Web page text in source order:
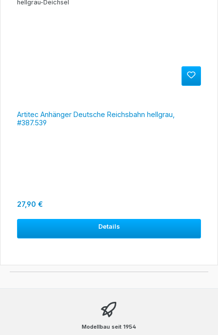
Artitec Anhänger Deutsche Reichsbahn hellgrau,
#387.539
Regulärer Preis:
27,90 €
Details
Modellbau seit 1954